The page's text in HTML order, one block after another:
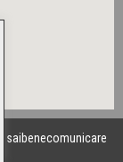
saibenecomunicare